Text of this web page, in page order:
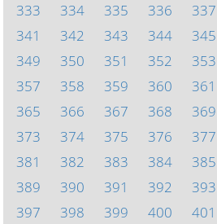
333
334 335 336 337
341
342 343 344 345
349
350 351 352 353
357
358 359 360 361
365
366 367 368 369
373
374 375 376 377
381
382 383 384 385
389
390 391 392 393
397
398 399 400 401